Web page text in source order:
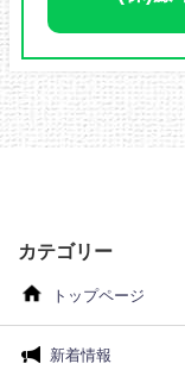
カテゴリー
トップページ
新着情報